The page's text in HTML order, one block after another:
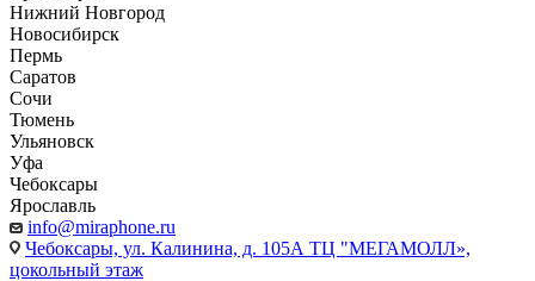
Нижний Новгород
Новосибирск
Пермь
Саратов
Сочи
Тюмень
Ульяновск
Уфа
Чебоксары
Ярославль
info@miraphone.ru
Чебоксары, ул. Калинина, д. 105А ТЦ "МЕГАМОЛЛ»,
цокольный этаж